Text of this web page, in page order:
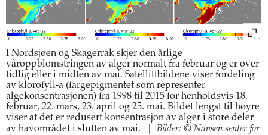
I Nordsjøen og Skagerrak skjer den årlige
våroppblomstringen av alger normalt fra februar og er over
tidlig eller i midten av mai. Satellittbildene viser fordeling
av klorofyll-a (fargepigmentet som representer
algekonsentrasjonen) fra 1998 til 2015 for henholdsvis 18.
februar, 22. mars, 23. april og 25. mai. Bildet lengst til høyre
viser at det er redusert konsentrasjon av alger i store deler
av havområdet i slutten av mai.
Bilder: © Nansen senter for